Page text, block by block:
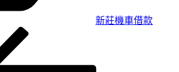
新莊機車借款